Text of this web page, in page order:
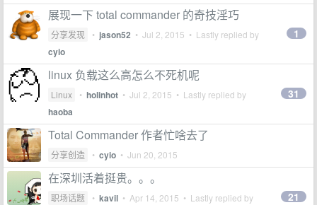
展现一下 total commander 的奇技淫巧
分享发现 • jason52 • Jul 2, 2015 • Lastly replied by
cyio
1
linux 负载这么高怎么不死机呢
Linux • holinhot • Jul 2, 2015 • Lastly replied by
haoba
31
Total Commander 作者忙啥去了
分享创造 • cyio • Jun 20, 2015
在深圳活着挺贵。。。
职场话题 • kavil • Apr 14, 2015 • Lastly replied by 21